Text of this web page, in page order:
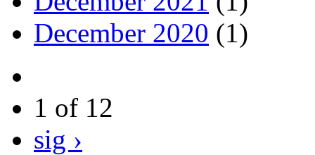
December 2020 (1)
1 of 12
sig ›